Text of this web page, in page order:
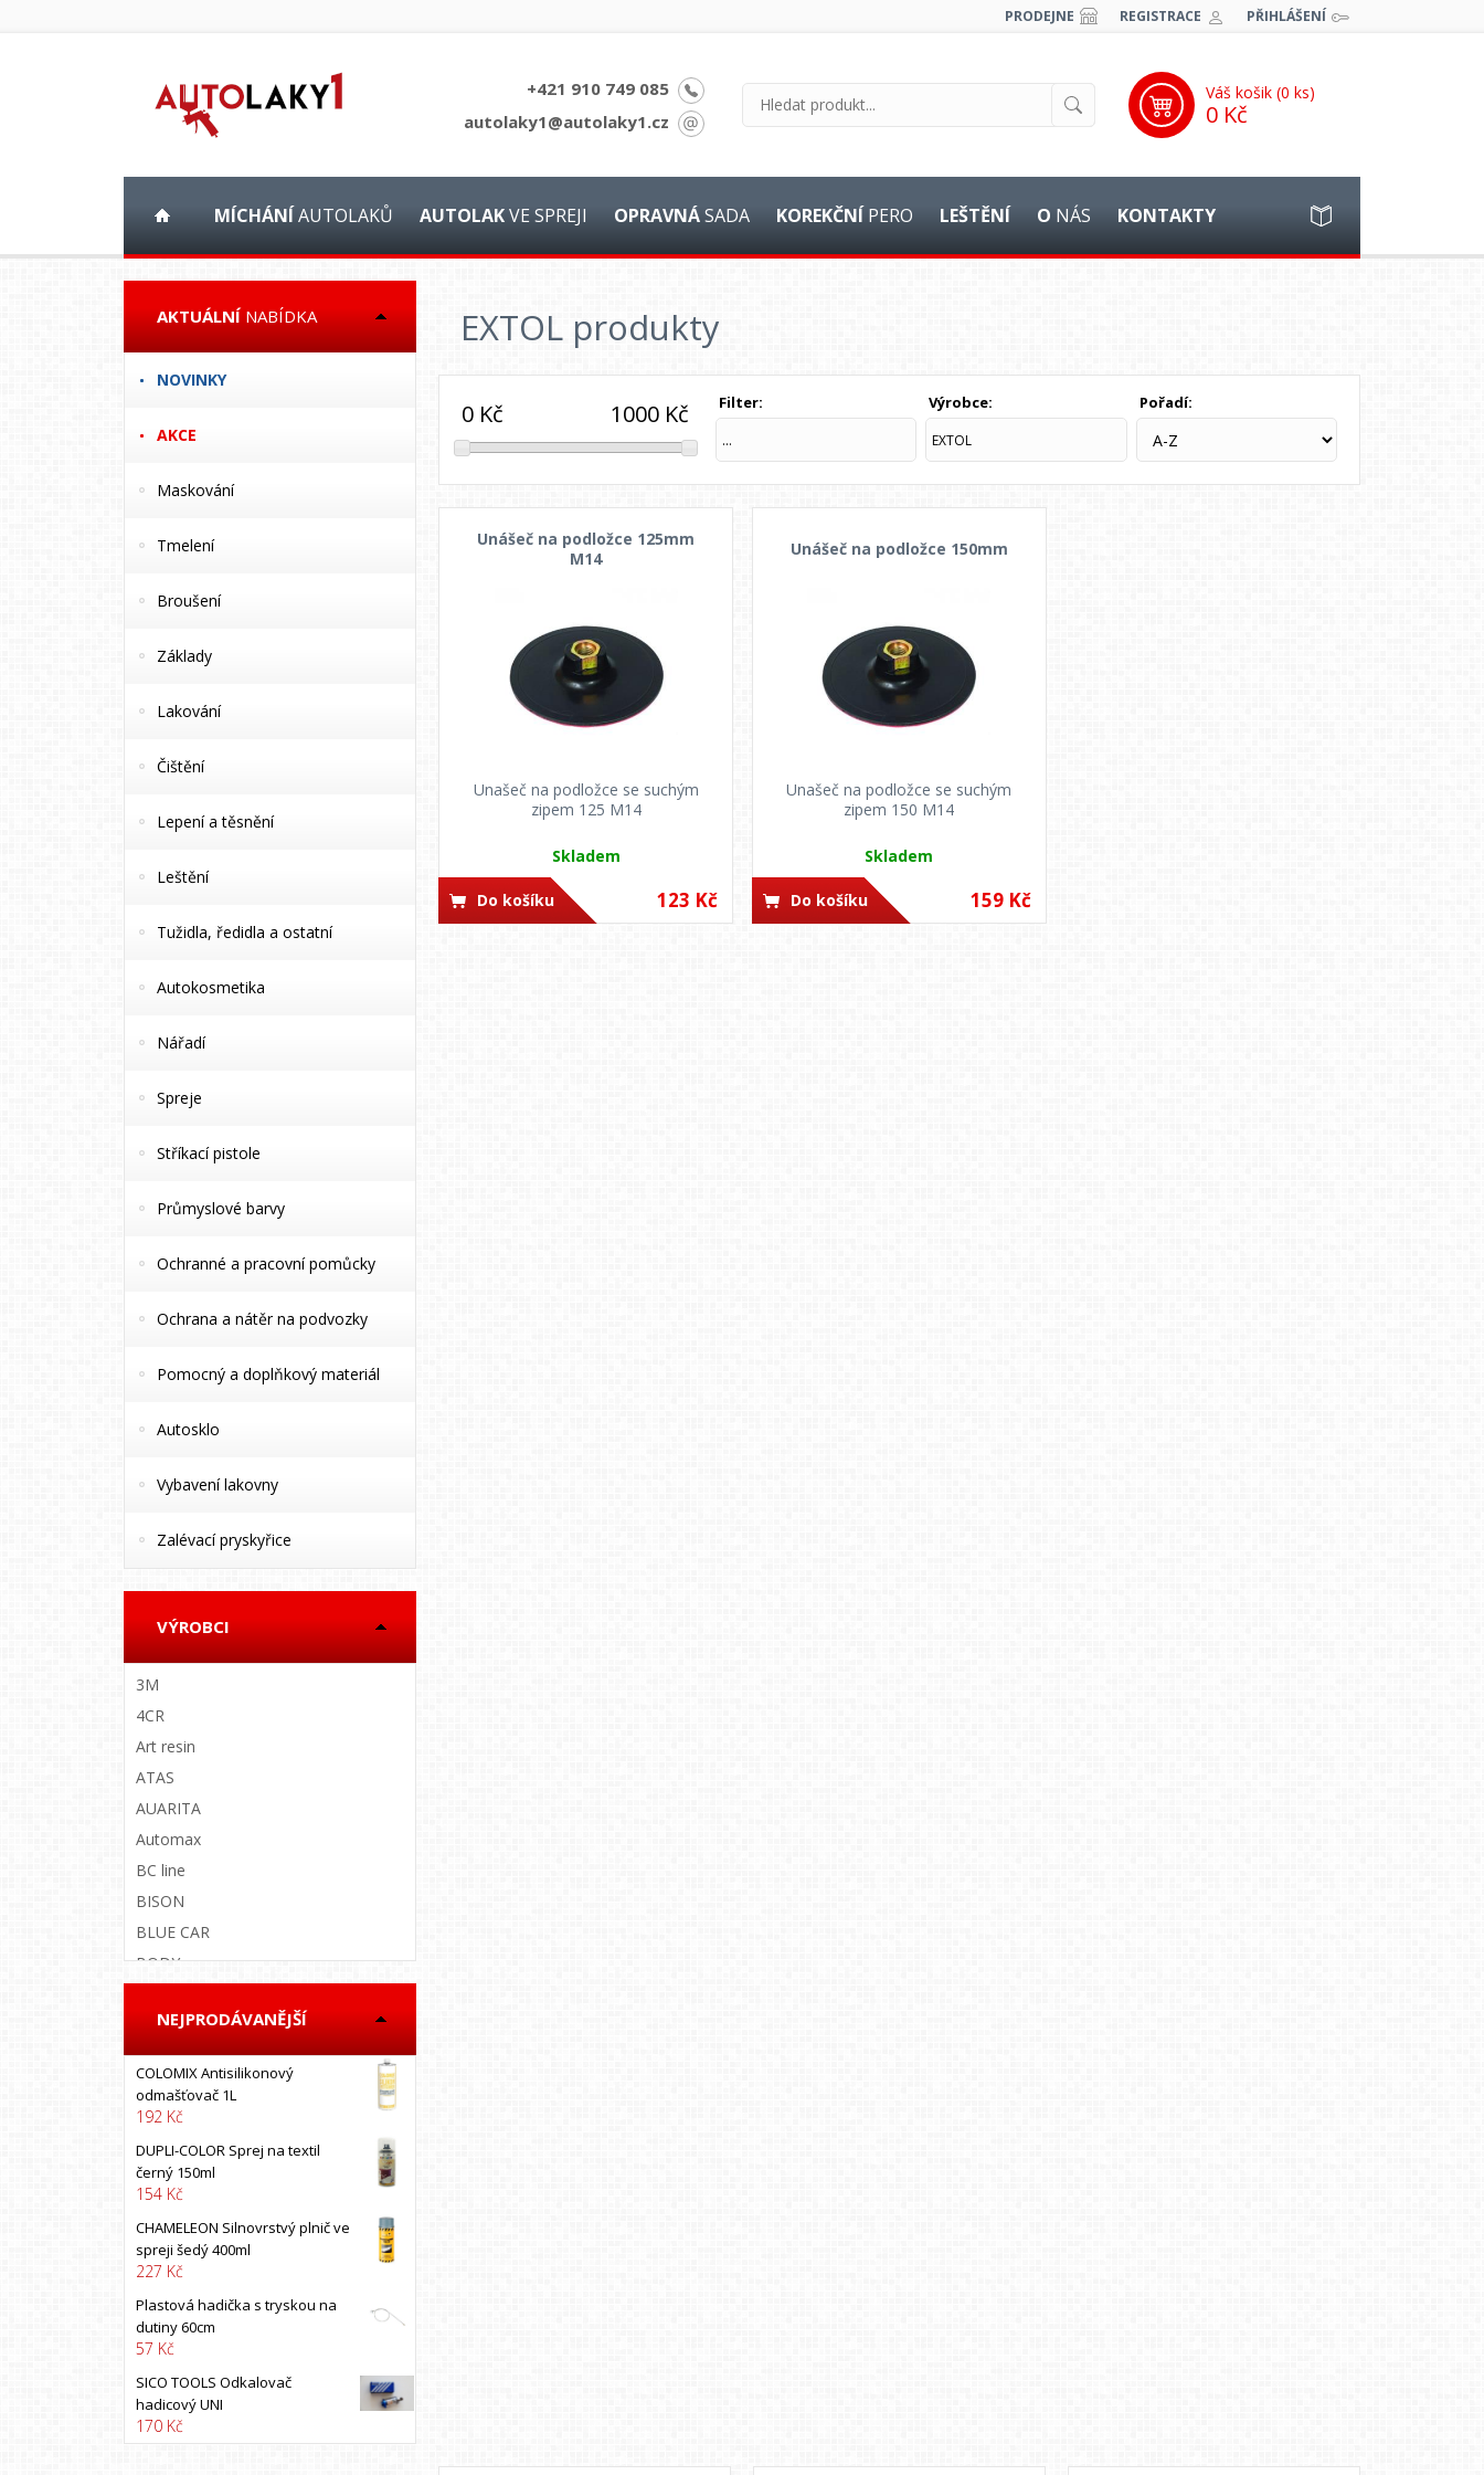
PRODEJNE REGISTRACE PŘIHLÁŠENÍ
+421 910 749 085
autolaky1@autolaky1.cz
Váš košik (0 ks)
0 Kč
MÍCHÁNÍAUTOLAKŮ AUTOLAKVE SPREJI OPRAVNÁSADA KOREKČNÍ PERO LEŠTĚNÍ O NÁS KONTAKTY
AKTUÁLNÍ NABÍDKA
NOVINKY
AKCE
Maskování
Tmelení
Broušení
Základy
Lakování
Čištění
Lepení a těsnění
Leštění
Tužidla, ředidla a ostatní
Autokosmetika
Nářadí
Spreje
Stříkací pistole
Průmyslové barvy
Ochranné a pracovní pomůcky
Ochrana a nátěr na podvozky
Pomocný a doplňkový materiál
Autosklo
Vybavení lakovny
Zalévací pryskyřice
VÝROBCI
3M
4CR
Art resin
ATAS
AUARITA
Automax
BC line
BISON
BLUE CAR
BODY
BRUNOX
California scents
CARFIT
COLAD
COLOMIX
Colormax
CXS
DEBEER
DECO COLOR
DRUCHEMA
DUPLI-COLOR
NEJPRODÁVANĚJŠÍ
COLOMIX Antisilikonový
odmašťovač 1L
192 Kč
DUPLI-COLOR Sprej na textil
černý 150ml
154 Kč
CHAMELEON Silnovrstvý plnič ve
spreji šedý 400ml
227 Kč
Plastová hadička s tryskou na
dutiny 60cm
57 Kč
SICO TOOLS Odkalovač
hadicový UNI
170 Kč
EXTOL produkty
0 Kč 1000 Kč Pořadí:
Výrobce:
EXTOL
Filter:
...
Unášeč na podložce 125mm
M14
Unašeč na podložce se suchým
zipem 125 M14
Skladem
123 Kč
Do košíku
Unášeč na podložce 150mm
Unašeč na podložce se suchým
zipem 150 M14
Skladem
159 Kč
Do košíku